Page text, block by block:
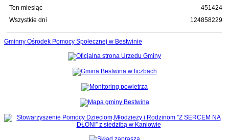
Ten miesiąc
Wszystkie dni
451424
124858229
Gminny Ośrodek Pomocy Społecznej w Bestwinie